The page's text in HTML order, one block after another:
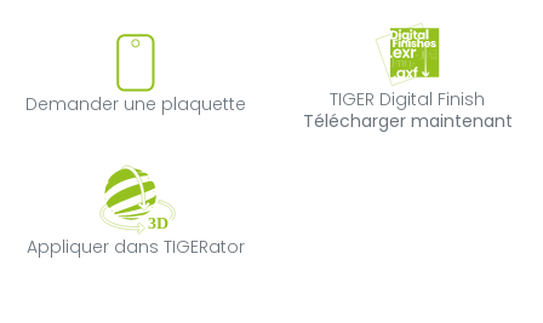
Demander une plaquette
Demander une plaquette
TIGER Digital
TIGER Digital Finish
Télécharger maintenant
Appliquer dans TIGERator
Appliquer dans TIGERator